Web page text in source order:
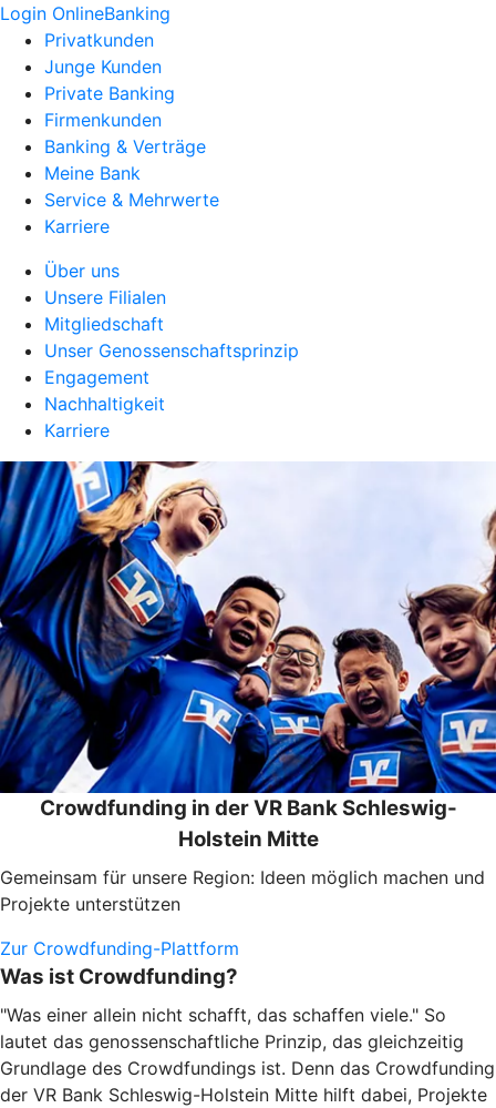
Login OnlineBanking
Privatkunden
Junge Kunden
Private Banking
Firmenkunden
Banking & Verträge
Meine Bank
Service & Mehrwerte
Karriere
Über uns
Unsere Filialen
Mitgliedschaft
Unser Genossenschaftsprinzip
Engagement
Nachhaltigkeit
Karriere
Crowdfunding in der VR Bank Schleswig-
Holstein Mitte
Gemeinsam für unsere Region: Ideen möglich machen und
Projekte unterstützen
Zur Crowdfunding-Plattform
Was ist Crowdfunding?
"Was einer allein nicht schafft, das schaffen viele." So
lautet das genossenschaftliche Prinzip, das gleichzeitig
Grundlage des Crowdfundings ist. Denn das Crowdfunding
der VR Bank Schleswig-Holstein Mitte hilft dabei, Projekte